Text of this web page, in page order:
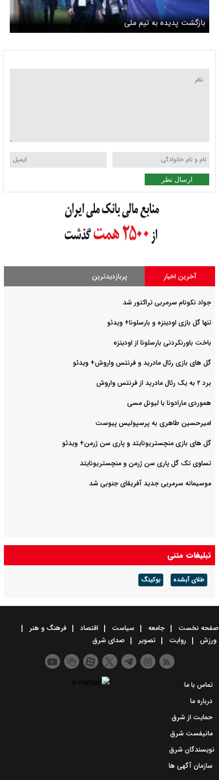
بازگشت پدیده به تیم ملی
ارسال نظر
آخرین اخبار پربازدیدترین
جواد نکونام سرمربی تراکتور شد
تنها گل بازی اودینزه و بارسلونا+ ویدئو
باخت باورنکردنی بارسلونا از اودینزه
گل های بازی رئال مادرید و فرنتس واروش+ ویدئو
برد ۲ به یک رئال مادرید از فرنتس واروش
هموردی مارادونا با لیونل مسی
امیرحسین طاهری به پرسپولیس پیوست
گل های بازی منچستریونایتد و پاری سن ژرمن+ ویدئو
تساوی تک گل پاری سن ژرمن و منچستریونایتد
موسیمانه سرمربی جدید آفریقای جنوبی شد
تبلیغات متنی
طلای آبشده بوکینگ
صفحه نخست جامعه سیاست اقتصاد
فرهنگ و هنر
ورزش
روایت تصویر صدای شرق
تماس با ما
درباره ما
حمایت از شرق
مانیفست شرق
نویسندگان شرق
سازمان آگهی ها